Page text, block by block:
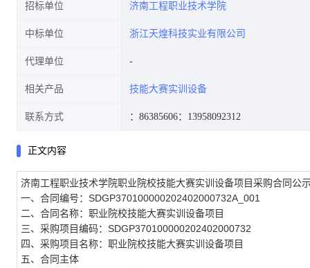
招标单位 济南工程职业技术学院
中标单位 浙江天煌科技实业有限公司
代理单位
相关产品 技能大赛实训设备
联系方式 ：86385606：13958092312
正文内容
济南工程职业技术学院职业院校技能大赛实训设备项目采购合同公
一、合同编号：SDGP370100000202402000732A_001
二、合同名称：职业院校技能大赛实训设备项目
三、采购项目编码：SDGP370100000202402000732
四、采购项目名称：职业院校技能大赛实训设备项目
五、合同主体